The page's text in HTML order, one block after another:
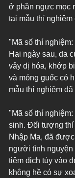
ở phần ngực mọc
tại mẫu thí nghiệm
"Mã số thí
Hai ngày sau, da
vảy dị hóa, khớp
và móng guốc có
mẫu thí nghiệm đã
"Mã số thí
sinh. Đối tượng thí
Nhập Ma, đã
người tình nguyện
tiêm dịch tủy vào
không hề có sự